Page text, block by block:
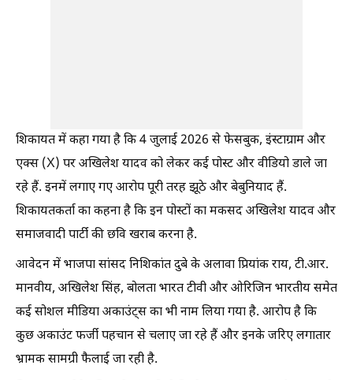
शिकायत में कहा गया है कि 4 जुलाई 2026 से फेसबुक, इंस्टाग्राम और
एक्स (X) पर अखिलेश यादव को लेकर कई पोस्ट और वीडियो डाले जा
रहे हैं. इनमें लगाए गए आरोप पूरी तरह झूठे और बेबुनियाद हैं.
शिकायतकर्ता का कहना है कि इन पोस्टों का मकसद अखिलेश यादव और
समाजवादी पार्टी की छवि खराब करना है.
आवेदन में भाजपा सांसद निशिकांत दुबे के अलावा प्रियांक राय, टी.आर.
मानवीय, अखिलेश सिंह, बोलता भारत टीवी और ओरिजिन भारतीय समेत
कई सोशल मीडिया अकाउंट्स का भी नाम लिया गया है. आरोप है कि
कुछ अकाउंट फर्जी पहचान से चलाए जा रहे हैं और इनके जरिए लगातार
भ्रामक सामग्री फैलाई जा रही है.